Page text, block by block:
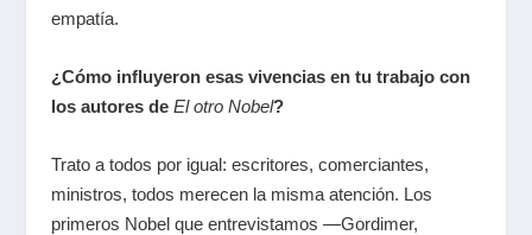
empatía.
¿Cómo influyeron esas vivencias en tu trabajo con
los autores de El otro Nobel?
Trato a todos por igual: escritores, comerciantes,
ministros, todos merecen la misma atención. Los
primeros Nobel que entrevistamos —Gordimer,